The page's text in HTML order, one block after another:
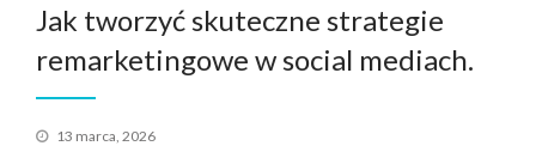
Jak tworzyć skuteczne strategie
remarketingowe w social mediach.
Opublikowane
13 marca, 2026